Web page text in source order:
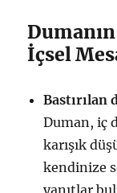
İçsel
Bastırılan
Duman, iç
karışık
kendinize
yanıtlar